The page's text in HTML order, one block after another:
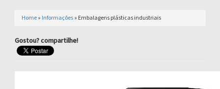
Home » Informações » Embalagens plásticas industriais
Gostou? compartilhe!